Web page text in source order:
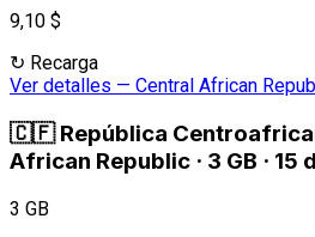
9,10 $
↻ Recarga
Ver detalles — Central African
🇨🇫 República
African Republic · 3 GB · 15
3 GB